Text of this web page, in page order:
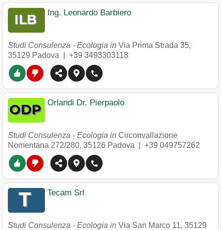
Ing. Leonardo Barbiero
Studi Consulenza - Ecologia in Via Prima Strada 35,
35129 Padova +39 3493303118
Orlandi Dr. Pierpaolo
Studi Consulenza - Ecologia in Circonvallazione
Nomentana 272/280, 35126 Padova +39 049757262
Tecam Srl
Studi Consulenza - Ecologia in Via San Marco 11, 35129